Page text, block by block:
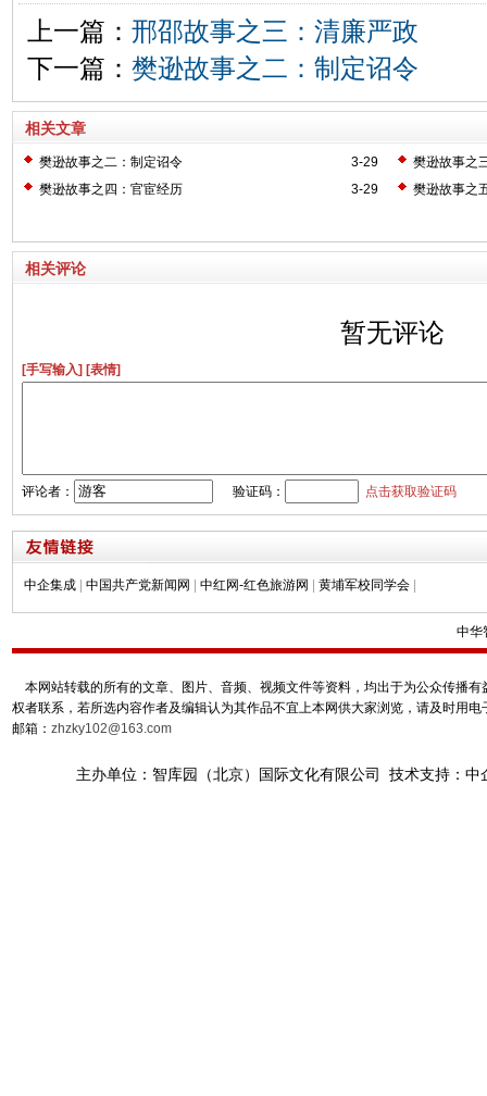
上一篇： 邢邵故事之三：清廉严政
下一篇： 樊逊故事之二：制定诏令
相关文章
3-29
樊逊故事之二：制定诏令
樊逊故事之
3-29
樊逊故事之四：官宦经历 樊逊故事之
相关评论
暂无评论
[手写输入] [表情]
评论者： 验证码： 点击获取验证码
中企集成 中国共产党新闻网 中红网-红色旅游网 黄埔军校同学会
中华
本网站转载的所有的文章、图片、音频、视频文件等资料，均出于为公众传播
权者联系，若所选内容作者及编辑认为其作品不宜上本网供大家浏览，请及时用
邮箱： zhzky102@163.com
主办单位：智库园（北京）国际文化有限公司 技术支持：